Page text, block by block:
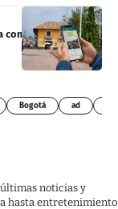
comunidad para que
Bogotá ad
noticias y
hasta entretenimiento